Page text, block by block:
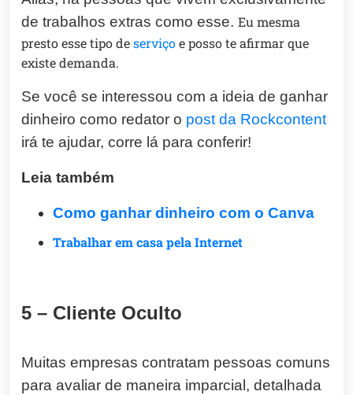
de trabalhos extras como esse. Eu mesma
presto esse tipo deserviçoe posso te afirmar que
existe demanda.
Se você se interessou com a ideia de ganhar
dinheiro como redator o post da Rockcontent
irá te ajudar, corre lá para conferir!
Leia também
Como ganhar dinheiro com o Canva
Trabalhar em casa pela Internet
5 – Cliente Oculto
Muitas empresas contratam pessoas comuns
para avaliar de maneira imparcial, detalhada